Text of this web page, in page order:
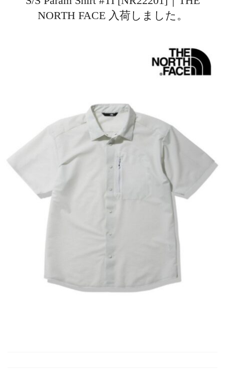
NORTH FACE 入荷しました。